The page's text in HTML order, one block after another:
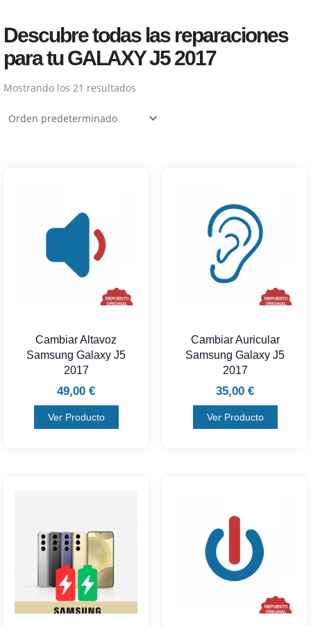
Descubre todas las reparaciones
para tu GALAXY J5 2017
Mostrando los 21 resultados
Cambiar Altavoz
Samsung Galaxy J5
2017
49,00 €
Ver Producto
Cambiar Auricular
Samsung Galaxy J5
2017
35,00 €
Ver Producto